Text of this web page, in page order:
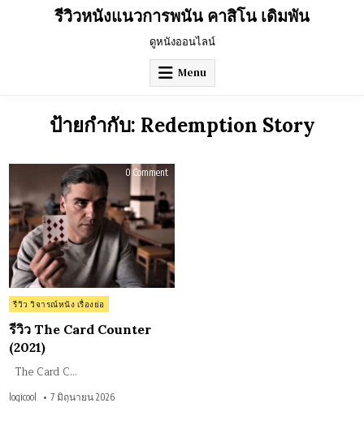
รีวิวหนังแนวการพนัน คาสิโน เดิมพัน
ดูหนังออนไลน์
Menu
ป้ายกำกับ: Redemption Story
0 Commenton
Card
Counter
(2021)
Posted
in
รีวิว วิจารณ์หนัง เรื่องย่อ
รีวิว The Card Counter
(2021)
The Card C…
logicool 7 มิถุนายน 2026